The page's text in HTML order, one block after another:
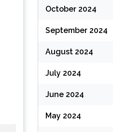
October 2024
September 2024
August 2024
July 2024
June 2024
May 2024